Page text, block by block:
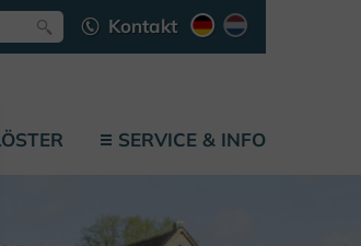
Kontakt
SERVICE & INFO